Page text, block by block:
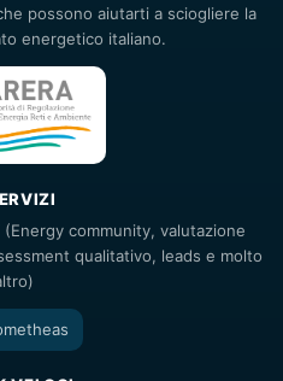
possono aiutarti a sciogliere la
energetico italiano.
community, valutazione
qualitativo, leads e molto